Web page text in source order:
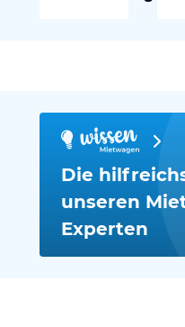
Die
unseren
Experten